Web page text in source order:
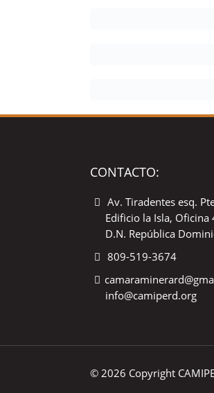
CONTACTO:
Av. Tiradentes esq.
Edificio la Isla, Oficina
D.N. República
809-519-3674
info@camiperd.org
© 2026 Copyright